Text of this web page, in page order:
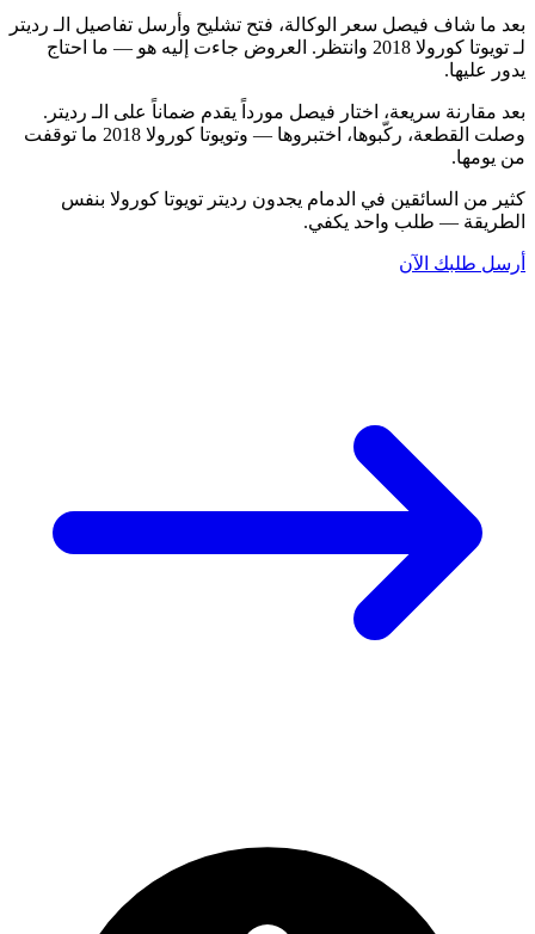
بعد ما شاف فيصل سعر الوكالة، فتح تشليح وأرسل تفاصيل الـ رديتر
لـ تويوتا كورولا 2018 وانتظر. العروض جاءت إليه هو — ما احتاج
يدور عليها.
بعد مقارنة سريعة، اختار فيصل مورداً يقدم ضماناً على الـ رديتر.
وصلت القطعة، ركّبوها، اختبروها — وتويوتا كورولا 2018 ما توقفت
من يومها.
كثير من السائقين في الدمام يجدون رديتر تويوتا كورولا بنفس
الطريقة — طلب واحد يكفي.
أرسل طلبك الآن